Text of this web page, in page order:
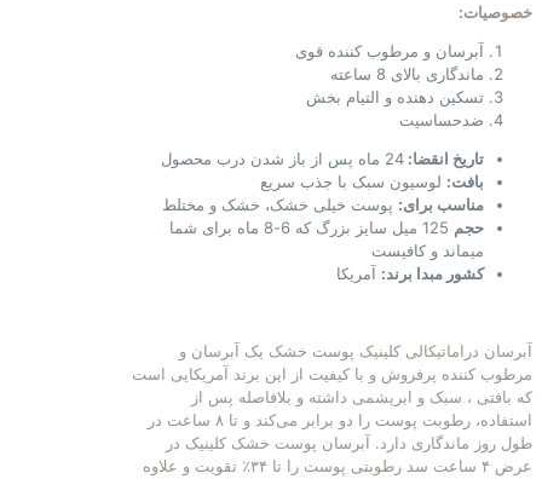
خصوصیات:
آبرسان و مرطوب کننده قوی
ماندگاری بالای 8 ساعته
تسکین دهنده و التیام بخش
ضدحساسیت
تاریخ انقضا: 24 ماه پس از باز شدن درب محصول
بافت: لوسیون سبک با جذب سریع
مناسب برای: پوست خیلی خشک، خشک و مختلط
حجم
125 میل سایز بزرگ که 6-8 ماه برای شما
میماند و کافیست
کشور مبدا برند: آمریکا
آبرسان دراماتیکالی کلینیک پوست خشک یک آبرسان و
مرطوب کننده پرفروش و با کیفیت از این برند آمریکایی است
که بافتی ، سبک و ابریشمی داشته و بلافاصله پس از
استفاده، رطوبت پوست را دو برابر می‌کند و تا ۸ ساعت در
طول روز ماندگاری دارد. آبرسان پوست خشک کلینیک در
عرض ۴ ساعت سد رطوبتی پوست را تا ۳۴٪ تقویت و علاوه